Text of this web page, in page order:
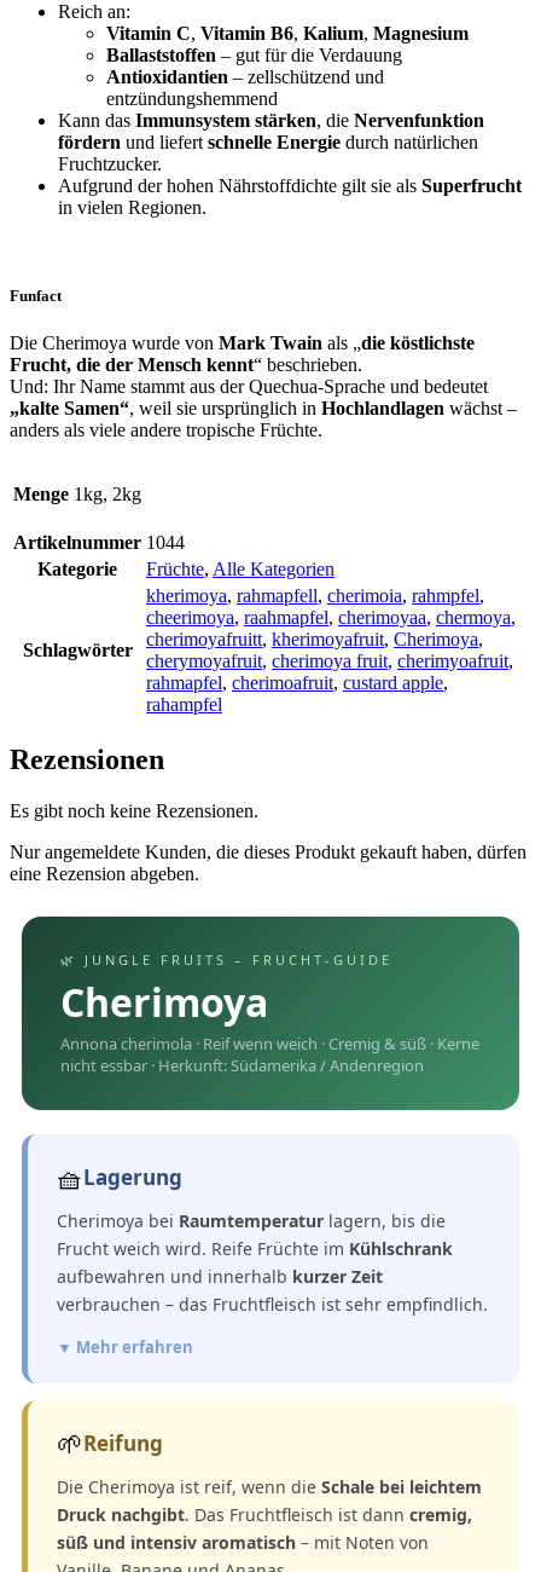
Reich an:
Vitamin C, Vitamin B6, Kalium, Magnesium
Ballaststoffen – gut für die Verdauung
Antioxidantien – zellschützend und
entzündungshemmend
Kann das Immunsystem stärken, die Nervenfunktion
fördern und liefert schnelle Energie durch natürlichen
Fruchtzucker.
Aufgrund der hohen Nährstoffdichte gilt sie als Superfrucht
in vielen Regionen.
Funfact
Die Cherimoya wurde von Mark Twain als „die köstlichste
Frucht, die der Mensch kennt“ beschrieben.
Und: Ihr Name stammt aus der Quechua-Sprache und bedeutet
„kalte Samen“, weil sie ursprünglich in Hochlandlagen wächst –
anders als viele andere tropische Früchte.
Menge 1kg, 2kg
Artikelnummer 1044
Kategorie
Früchte, Alle Kategorien
Schlagwörter
kherimoya, rahmapfell, cherimoia, rahmpfel,
cheerimoya, raahmapfel, cherimoyaa, chermoya,
cherimoyafruitt, kherimoyafruit, Cherimoya,
cherymoyafruit, cherimoya fruit, cherimyoafruit,
rahmapfel, cherimoafruit, custard apple,
rahampfel
Rezensionen
Es gibt noch keine Rezensionen.
Nur angemeldete Kunden, die dieses Produkt gekauft haben, dürfen
eine Rezension abgeben.
🌿 JUNGLE FRUITS – FRUCHT-GUIDE
Cherimoya
Annona cherimola · Reif wenn weich · Cremig & süß · Kerne
nicht essbar · Herkunft: Südamerika / Andenregion
🧺Lagerung
Cherimoya bei Raumtemperatur lagern, bis die
Frucht weich wird. Reife Früchte im Kühlschrank
aufbewahren und innerhalb kurzer Zeit
verbrauchen – das Fruchtfleisch ist sehr empfindlich.
▼ Mehr erfahren
🌱Reifung
Die Cherimoya ist reif, wenn die Schale bei leichtem
Druck nachgibt. Das Fruchtfleisch ist dann cremig,
süß und intensiv aromatisch – mit Noten von